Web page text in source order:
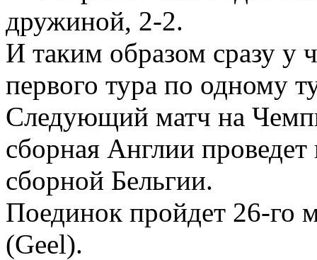
дружиной, 2-2.
И таким образом сразу у
первого тура по одному
Следующий матч на
сборная Англии
сборной Бельгии.
Поединок пройдет 26-го
(Geel).